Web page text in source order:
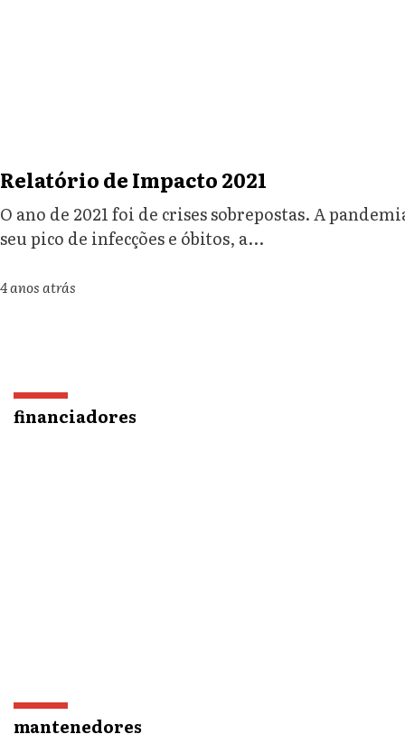
Relatório de Impacto 2021
O ano de 2021 foi de crises sobrepostas. A
seu pico de infecções e óbitos, a...
4 anos atrás
financiadores
mantenedores